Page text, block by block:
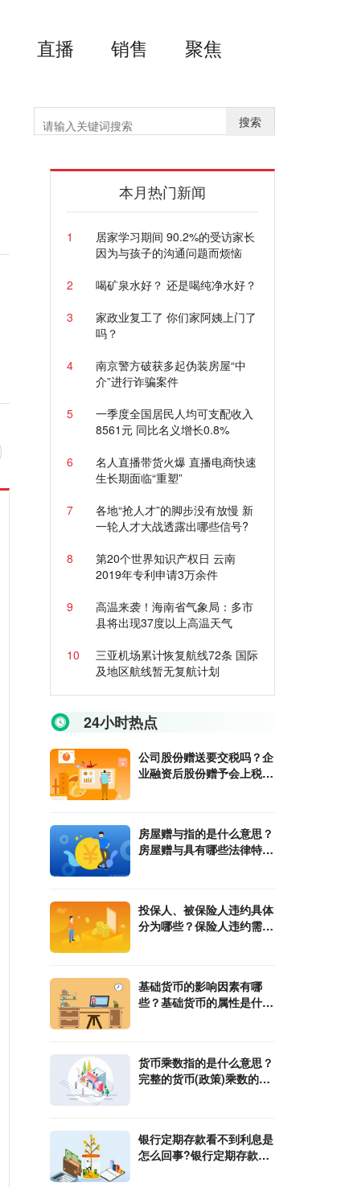
直播 销售 聚焦
搜索
本月热门新闻
1
居家学习期间 90.2%的受访家长
因为与孩子的沟通问题而烦恼
2
喝矿泉水好？ 还是喝纯净水好？
3
家政业复工了 你们家阿姨上门了
吗？
4
南京警方破获多起伪装房屋“中
介”进行诈骗案件
5
一季度全国居民人均可支配收入
8561元 同比名义增长0.8%
6
名人直播带货火爆 直播电商快速
生长期面临“重塑”
7
各地“抢人才”的脚步没有放慢 新
一轮人才大战透露出哪些信号?
8
第20个世界知识产权日 云南
2019年专利申请3万余件
9
高温来袭！海南省气象局：多市
县将出现37度以上高温天气
10
三亚机场累计恢复航线72条 国际
及地区航线暂无复航计划
24小时热点
公司股份赠送要交税吗？企
业融资后股份赠予会上税
房屋赠与指的是什么意思？
房屋赠与具有哪些法律特
投保人、被保险人违约具体
分为哪些？保险人违约需要
基础货币的影响因素有哪
些？基础货币的属性是什
货币乘数指的是什么意思？
完整的货币(政策)乘数的计
银行定期存款看不到利息是
怎么回事?银行定期存款利